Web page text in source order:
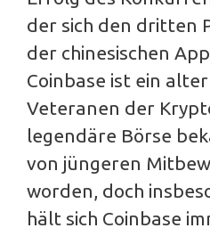
der sich den dritten
der chinesischen
Coinbase ist ein
Veteranen der
legendäre Börse
von jüngeren
worden, doch
hält sich Coinbase